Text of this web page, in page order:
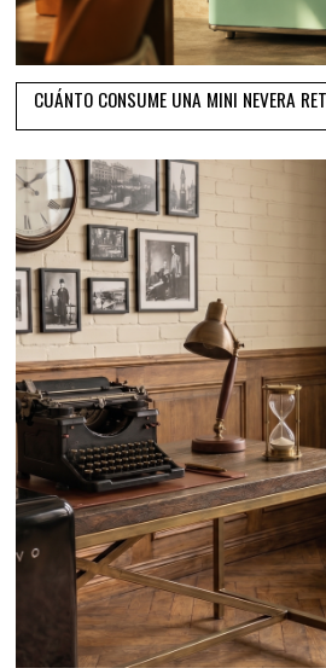
CUÁNTO CONSUME UNA MINI NEVERA